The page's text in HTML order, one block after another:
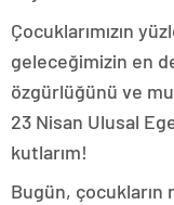
Çocuklarımızın
geleceğimizin en
özgürlüğünü ve
23 Nisan Ulusal
kutlarım!
Bugün, çocukların